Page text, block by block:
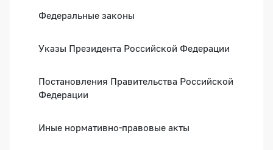
Федеральные законы
Указы Президента Российской Федерации
Постановления Правительства Российской
Федерации
Иные нормативно-правовые акты